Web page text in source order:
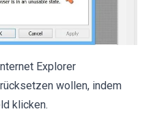
Explorer
wollen, indem
klicken.